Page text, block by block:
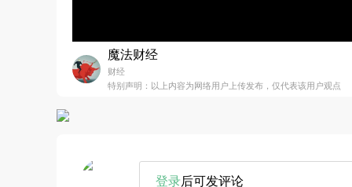
魔法财经
财经
特别声明：以上内容为网络用户上传发布，仅代表该用户观点
登录后可发评论